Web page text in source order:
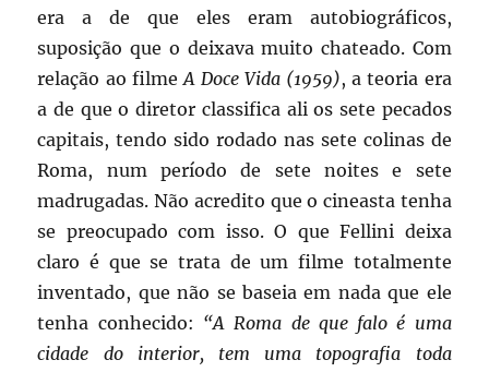
era a de que eles eram autobiográficos,
suposição que o deixava muito chateado. Com
relação ao filmeA Doce Vida (1959), a teoria era
a de que o diretor classifica ali os sete pecados
capitais, tendo sido rodado nas sete colinas de
Roma, num período de sete noites e sete
madrugadas. Não acredito que o cineasta tenha
se preocupado com isso. O que Fellini deixa
claro é que se trata de um filme totalmente
inventado, que não se baseia em nada que ele
tenha conhecido: “A Roma de que falo é uma
cidade do interior, tem uma topografia toda